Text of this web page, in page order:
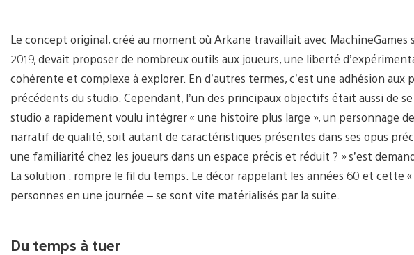
Le concept original, créé au moment où Arkane travaillait avec
2019, devait proposer de nombreux outils aux joueurs, une liberté
cohérente et complexe à explorer. En d’autres termes, c’est une adhésion
précédents du studio. Cependant, l’un des principaux objectifs était aussi de
studio a rapidement voulu intégrer « une histoire plus large », un personnage
narratif de qualité, soit autant de caractéristiques présentes dans ses opus
une familiarité chez les joueurs dans un espace précis et réduit ? » s’est
La solution : rompre le fil du temps. Le décor rappelant les années 60 et cette
personnes en une journée – se sont vite matérialisés par la suite.
Du temps à tuer